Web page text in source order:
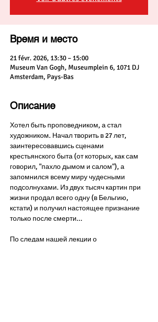
Время и место
21 févr. 2026, 13:30 – 15:00
Museum Van Gogh, Museumplein 6, 1071 DJ
Amsterdam, Pays-Bas
Описание
Хотел быть проповедником, а стал
художником. Начал творить в 27 лет,
заинтересовавшись сценами
крестьянского быта (от которых, как сам
говорил, "пахло дымом и салом"), а
запомнился всему миру чудесными
подсолнухами. Из двух тысяч картин при
жизни продал всего одну (в Бельгию,
кстати) и получил настоящее признание
только после смерти...
По следам нашей лекции о